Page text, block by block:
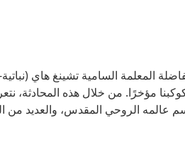
سجلت معلمتنا الفاضلة المعلمة السامية تشينغ هاي
مؤخرًا. من خلال هذه المحادثة،
عالمه الروحي المقدس، والعديد من
لم أتمكن من لقائك في المرة